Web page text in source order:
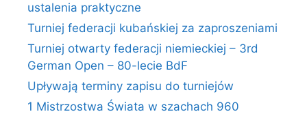
ustalenia praktyczne
Turniej federacji kubańskiej za zaproszeniami
Turniej otwarty federacji niemieckiej – 3rd
German Open – 80-lecie BdF
Upływają terminy zapisu do turniejów
1 Mistrzostwa Świata w szachach 960